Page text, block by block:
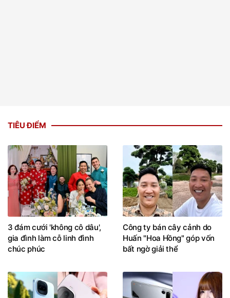
TIÊU ĐIỂM
3 đám cưới 'không cô dâu',
gia đình làm cỗ linh đình
chúc phúc
Công ty bán cây cảnh do
Huấn "Hoa Hồng" góp vốn
bất ngờ giải thể